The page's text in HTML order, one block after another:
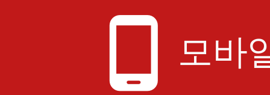
phone_android 모바